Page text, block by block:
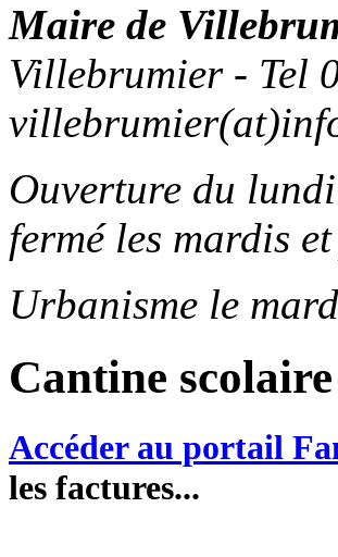
Maire de
Villebrumier - Tel
Ouverture du
fermé les mardis
Urbanisme le
Cantine scolaire
Accéder au portail
les factures...